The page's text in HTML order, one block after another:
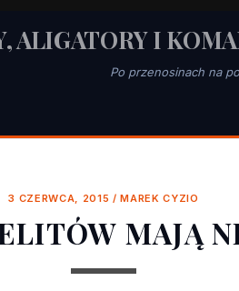
ALIGATORY I
Po przenosinach na
3 CZERWCA, 2015 /MAREK CYZIO
MAJĄ